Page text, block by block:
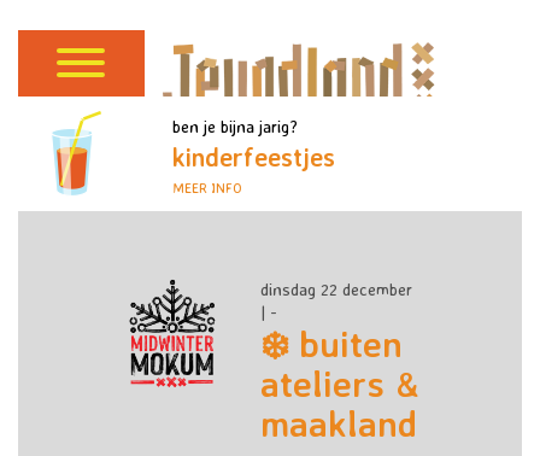
ben je bijna jarig?
kinderfeestjes
MEER INFO
dinsdag 22 december
| -
❄️ buiten
ateliers &
maakland